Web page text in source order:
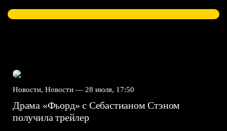
Новости, Новости — 28 июля, 17:50
Драма «Фьорд» с Себастианом Стэном
получила трейлер